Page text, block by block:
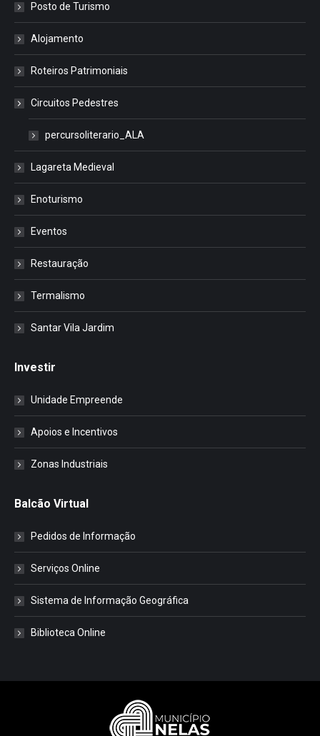
Posto de Turismo
Alojamento
Roteiros Patrimoniais
Circuitos Pedestres
percursoliterario_ALA
Lagareta Medieval
Enoturismo
Eventos
Restauração
Termalismo
Santar Vila Jardim
Investir
Unidade Empreende
Apoios e Incentivos
Zonas Industriais
Balcão Virtual
Pedidos de Informação
Serviços Online
Sistema de Informação Geográfica
Biblioteca Online